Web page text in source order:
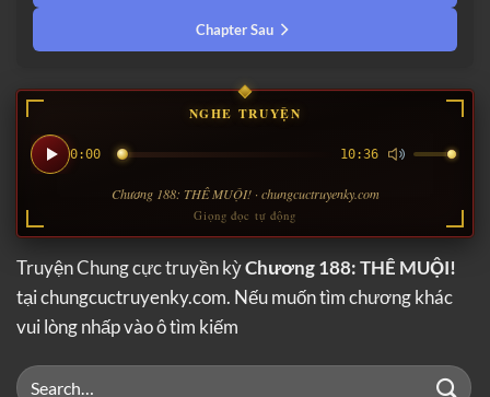
Chapter Sau
NGHE TRUYỆN
0:00 10:36
Chương 188: THÊ MUỘI! · chungcuctruyenky.com
Giọng đọc tự động
Truyện Chung cực truyền kỳChương 188: THÊ MUỘI!
tại chungcuctruyenky.com. Nếu muốn tìm chương khác
vui lòng nhấp vào ô tìm kiếm